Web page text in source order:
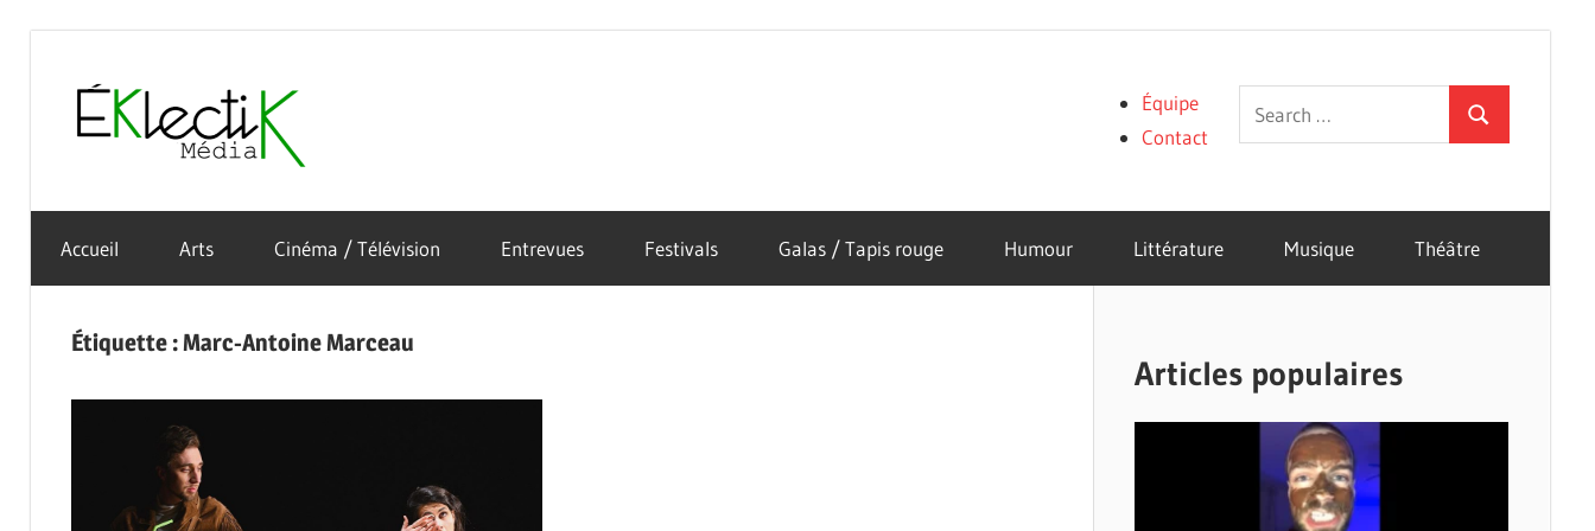
content
Média
culture
sous
toutes
formes
Search
for:
Search
Équipe
Contact
Accueil Arts Cinéma / Télévision Entrevues Festivals Galas / Tapis rouge Humour Littérature Musique Théâtre
Étiquette :Marc-Antoine Marceau
Articles populaires